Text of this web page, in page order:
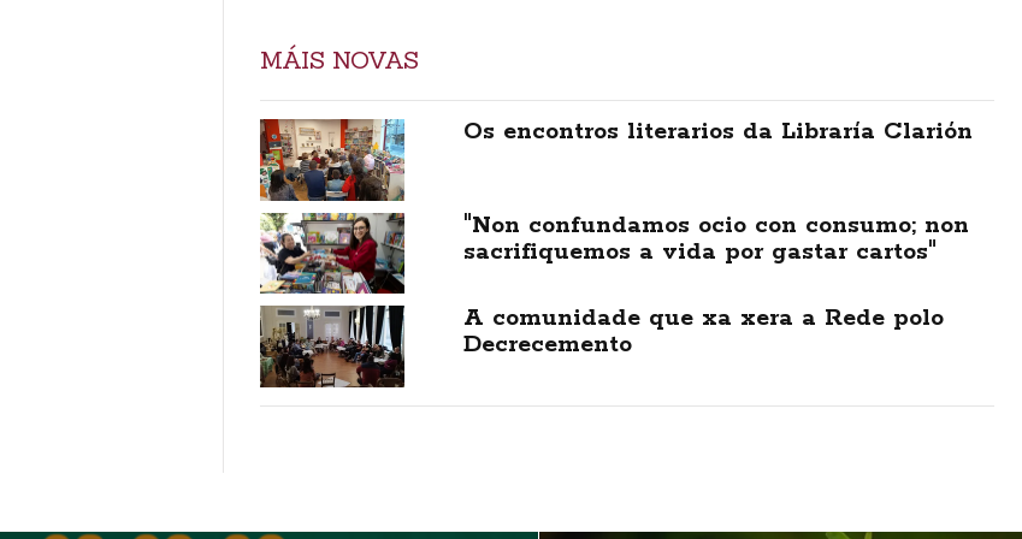
MÁIS NOVAS
Os encontros literarios da Libraría Clarión
"Non confundamos ocio con consumo; non
sacrifiquemos a vida por gastar cartos"
A comunidade que xa xera a Rede polo
Decrecemento